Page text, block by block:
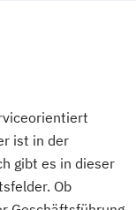
ist in der
gibt es in dieser
Ob